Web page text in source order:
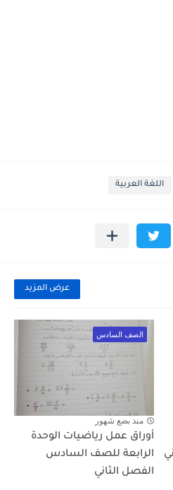
اللغة العربية
عرض المزيد
الصف السادس
منذ بضع شهور
أوراق عمل رياضيات الوحدة
الرابعة للصف السادس
الفصل الثاني